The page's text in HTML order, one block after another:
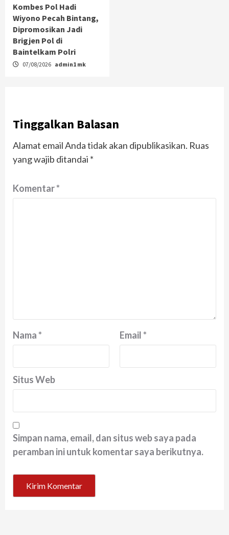
Kombes Pol Hadi
Wiyono Pecah Bintang,
Dipromosikan Jadi
Brigjen Pol di
Baintelkam Polri
07/08/2026 admin1 mk
Tinggalkan Balasan
Alamat email Anda tidak akan dipublikasikan. Ruas
yang wajib ditandai *
Komentar*
Nama* Email*
Situs Web
Simpan nama, email, dan situs web saya pada
peramban ini untuk komentar saya berikutnya.